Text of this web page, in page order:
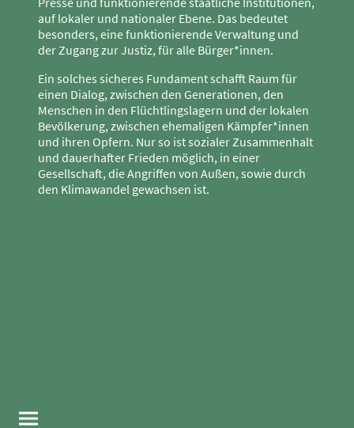
auf lokaler und nationaler Ebene. Das bedeutet
besonders, eine funktionierende Verwaltung und
der Zugang zur Justiz, für alle Bürger*innen.
Ein solches sicheres Fundament schafft Raum für
einen Dialog, zwischen den Generationen, den
Menschen in den Flüchtlingslagern und der lokalen
Bevölkerung, zwischen ehemaligen Kämpfer*innen
und ihren Opfern. Nur so ist sozialer Zusammenhalt
und dauerhafter Frieden möglich, in einer
Gesellschaft, die Angriffen von Außen, sowie durch
den Klimawandel gewachsen ist.